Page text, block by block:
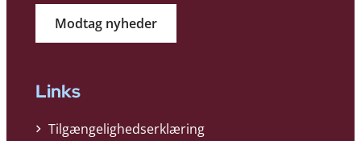
Modtag nyheder
Links
Tilgængelighedserklæring